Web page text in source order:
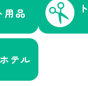
用品
テル